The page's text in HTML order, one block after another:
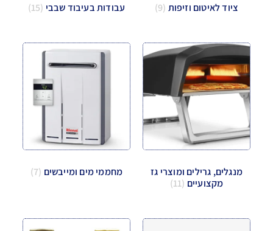
ציוד לאיטום וזיפות (9) עבודות בעיבוד שבבי (15)
מנגלים, גרילים ומוצרי גז
מקצועיים (11)
מחממי מים ומייבשים (7)